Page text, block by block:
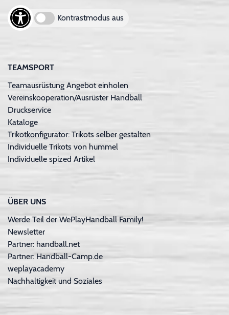
Kontrastmodus aus
TEAMSPORT
Teamausrüstung Angebot einholen
Vereinskooperation/Ausrüster Handball
Druckservice
Kataloge
Trikotkonfigurator: Trikots selber gestalten
Individuelle Trikots von hummel
Individuelle spized Artikel
ÜBER UNS
Werde Teil der WePlayHandball Family!
Newsletter
Partner: handball.net
Partner: Handball-Camp.de
weplayacademy
Nachhaltigkeit und Soziales